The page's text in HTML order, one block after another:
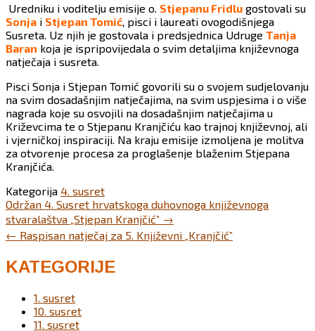
Uredniku i voditelju emisije o. Stjepanu Fridlu gostovali su
Sonja i Stjepan Tomić, pisci i laureati ovogodišnjega
Susreta. Uz njih je gostovala i predsjednica Udruge Tanja
Baran koja je ispripovijedala o svim detaljima književnoga
natječaja i susreta.
Pisci Sonja i Stjepan Tomić govorili su o svojem sudjelovanju
na svim dosadašnjim natječajima, na svim uspjesima i o više
nagrada koje su osvojili na dosadašnjim natječajima u
Križevcima te o Stjepanu Kranjčiću kao trajnoj književnoj, ali
i vjerničkoj inspiraciji. Na kraju emisije izmoljena je molitva
za otvorenje procesa za proglašenje blaženim Stjepana
Kranjčića.
Kategorija 4. susret
Post
navigation
Održan 4. Susret hrvatskoga duhovnoga književnoga
stvaralaštva „Stjepan Kranjčić” →
← Raspisan natječaj za 5. Književni „Kranjčić”
KATEGORIJE
1. susret
10. susret
11. susret